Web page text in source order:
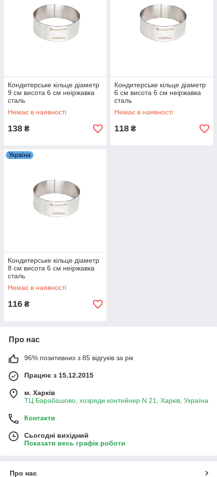
Кондитерське кільце діаметр
9 см висота 6 см неіржавка
сталь
Немає в наявності
138 ₴
Кондитерське кільце діаметр
6 см висота 6 см неіржавка
сталь
Немає в наявності
118 ₴
Україна
Кондитерське кільце діаметр
8 см висота 6 см неіржавка
сталь
Немає в наявності
116 ₴
Про нас
96% позитивних з 85 відгуків за рік
Працює з 15.12.2015
м. Харків
ТЦ Барабашово, хозряди контейнер N 21, Харків, Україна
Контакти
Сьогодні вихідний
Показати весь графік роботи
Про нас